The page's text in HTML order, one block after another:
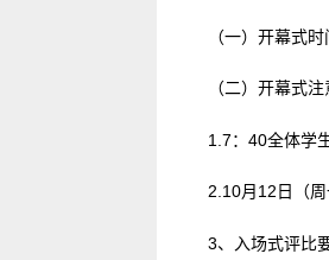
（一）开幕式
（二）开幕式
1.7：40全体学
2.10月12日（
3、入场式评比